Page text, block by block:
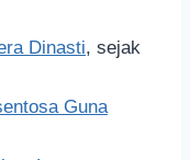
Dinasti, sejak
Guna